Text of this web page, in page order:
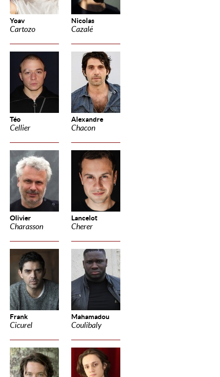
Yoav
Cartozo
Nicolas
Cazalé
Téo
Cellier
Alexandre
Chacon
Olivier
Charasson
Lancelot
Cherer
Frank
Cicurel
Mahamadou
Coulibaly